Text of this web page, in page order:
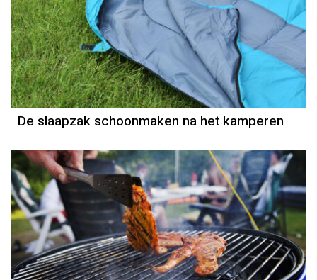
De slaapzak schoonmaken na het kamperen